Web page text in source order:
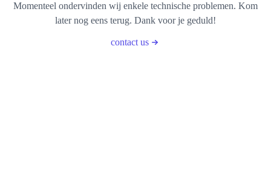
Momenteel ondervinden wij enkele technische problemen. Kom
later nog eens terug. Dank voor je geduld!
contact us